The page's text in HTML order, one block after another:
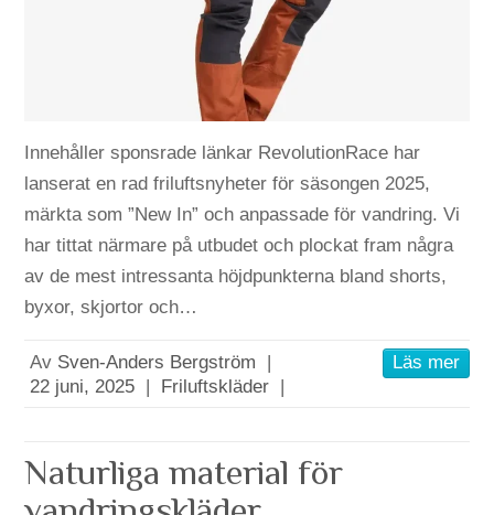
Innehåller sponsrade länkar RevolutionRace har
lanserat en rad friluftsnyheter för säsongen 2025,
märkta som ”New In” och anpassade för vandring. Vi
har tittat närmare på utbudet och plockat fram några
av de mest intressanta höjdpunkterna bland shorts,
byxor, skjortor och…
Av Sven-Anders Bergström
22 juni, 2025
Friluftskläder
Läs mer
Naturliga material för